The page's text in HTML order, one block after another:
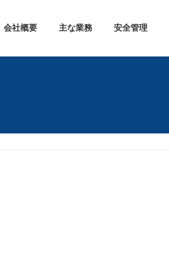
会社概要 主な業務 安全管理